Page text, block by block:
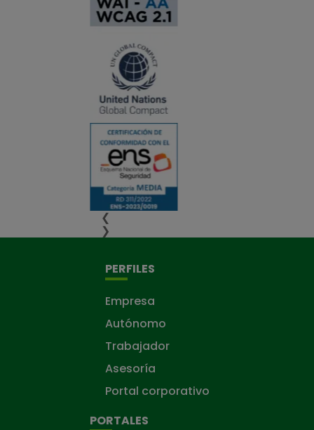
❮
❯
PERFILES
Empresa
Autónomo
Trabajador
Asesoría
Portal corporativo
PORTALES